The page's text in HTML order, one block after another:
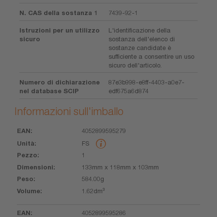
N. CAS della sostanza 1 7439-92-1
Istruzioni per un utilizzo
sicuro
L'identificazione della
sostanza dell'elenco di
sostanze candidate è
sufficiente a consentire un uso
sicuro dell'articolo.
Numero di dichiarazione
nel database SCIP
87e3b998-e8ff-4403-a0e7-
edf675a6d874
Informazioni sull'imballo
EAN Pezzo Dimensioni
4052899595279
FS
1
133mm x 118mm x 103mm
584.00g
1.62dm³
4052899595286